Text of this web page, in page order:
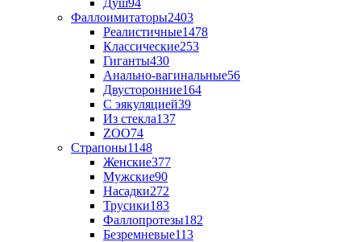
Душ94
Фаллоимитаторы2403
Реалистичные1478
Классические253
Гиганты430
Анально-вагинальные56
Двусторонние164
С эякуляцией39
Из стекла137
ZOO74
Страпоны1148
Женские377
Мужские90
Насадки272
Трусики183
Фаллопротезы182
Безремневые113